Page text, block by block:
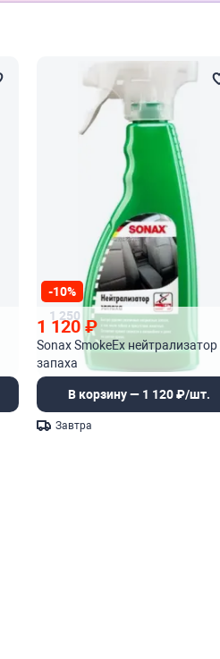
-10%
1 250
1 120₽
Sonax SmokeEx нейтрализатор
запаха
В корзину — 1 120 ₽/шт.
Завтра